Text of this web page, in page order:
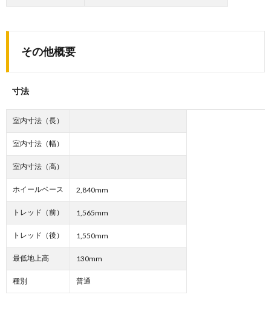
その他概要
寸法
室内寸法（長）
室内寸法（幅）
室内寸法（高）
ホイールベース 2,840mm
トレッド（前） 1,565mm
トレッド（後） 1,550mm
最低地上高 130mm
種別 普通